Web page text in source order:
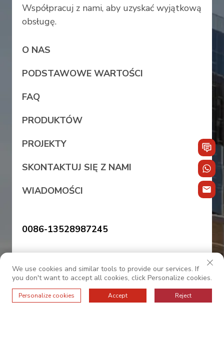
Współpracuj z nami, aby uzyskać wyjątkową
obsługę.
O NAS
PODSTAWOWE WARTOŚCI
FAQ
PRODUKTÓW
PROJEKTY
SKONTAKTUJ SIĘ Z NAMI
WIADOMOŚCI
0086-13528987245
We use cookies and similar tools to provide our services. If
you don't want to accept all cookies, click Personalize cookies.
Personalize cookies Accept Reject